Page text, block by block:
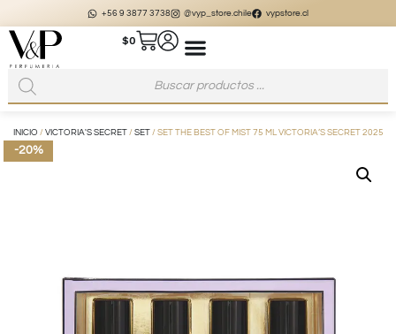
+56 9 3877 3738 @vyp_store.chile vypstore.cl
$0
INICIO / VICTORIA'S SECRET/ SET/ SET THE BEST OF MIST 75 ML VICTORIA’S SECRET 2025
-20%